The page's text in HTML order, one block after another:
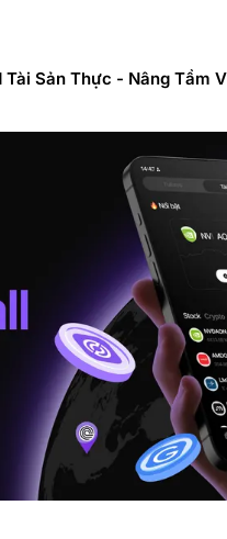
Tài Sản Thực - Nâng Tầm